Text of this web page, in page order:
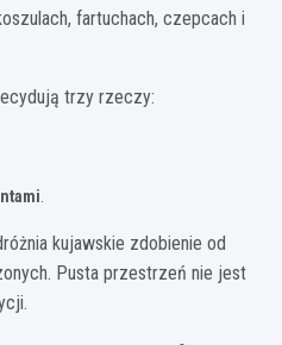
fartuchach, czepcach i
trzy rzeczy:
.
kujawskie zdobienie od
Pusta przestrzeń nie jest